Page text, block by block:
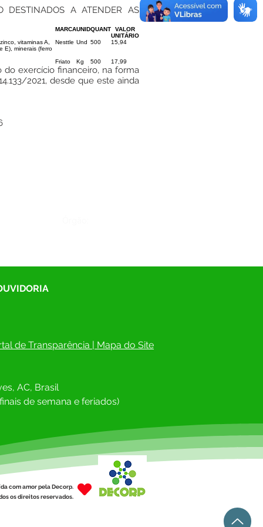
DESTINADOS A ATENDER AS
MARCAUNIDQUANT
VALOR
UNITÁRIO
vitaminas A,
E), minerais (ferro
Nesttle Und 500 15,94
Friato Kg 500 17,99
do exercício financeiro, na forma
2021, desde que este ainda
de Transparência | Mapa do Site
AC, Brasil
de semana e feriados)
com amor pela Decorp.
os direitos reservados.